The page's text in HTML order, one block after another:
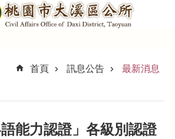
首頁
訊息公告 最新消息
語能力認證」各級別認證